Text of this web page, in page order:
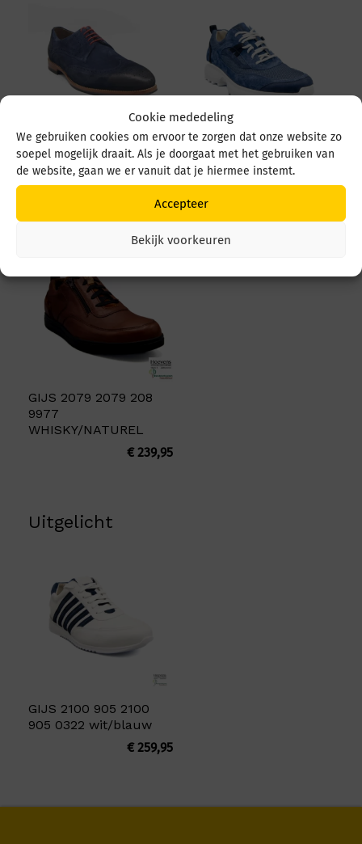
Cookie mededeling
We gebruiken cookies om ervoor te zorgen dat onze website zo
soepel mogelijk draait. Als je doorgaat met het gebruiken van
de website, gaan we er vanuit dat je hiermee instemt.
Accepteer
Bekijk voorkeuren
GIJS 2062 2062 604
8074
MARINE/NATUREL
199,95
GIJS 2149 2149 114
1564 BLAUW
€269,95
GIJS 2079 2079 208
9977
WHISKY/NATUREL
€239,95
Uitgelicht
GIJS 2100 905 2100
905 0322 wit/blauw
€259,95